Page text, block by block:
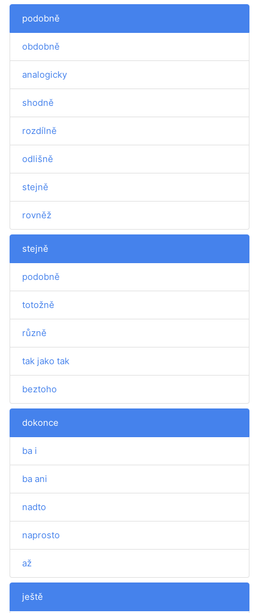
podobně
obdobně
analogicky
shodně
rozdílně
odlišně
stejně
rovněž
stejně
podobně
totožně
různě
tak jako tak
beztoho
dokonce
ba i
ba ani
nadto
naprosto
až
ještě